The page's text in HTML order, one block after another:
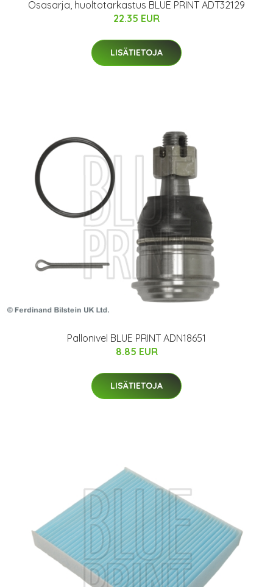
Osasarja, huoltotarkastus BLUE PRINT ADT32129
22.35 EUR
LISÄTIETOJA
Pallonivel BLUE PRINT ADN18651
8.85 EUR
LISÄTIETOJA